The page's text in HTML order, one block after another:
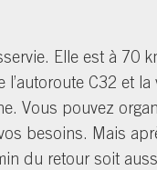
Elle est à 70
C32 et la
Vous pouvez
besoins. Mais
du retour soit